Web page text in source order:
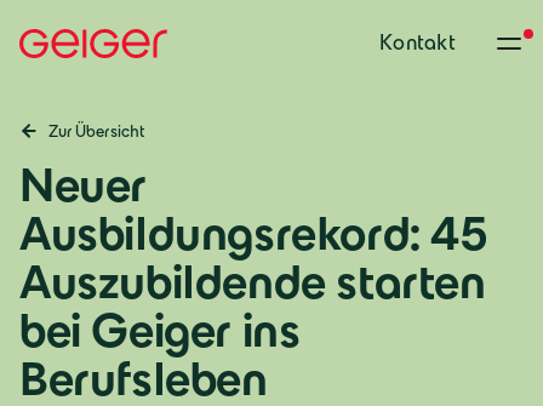
Kontakt
Zur Übersicht
Neuer
Ausbildungsrekord: 45
Auszubildende starten
bei Geiger ins
Berufsleben